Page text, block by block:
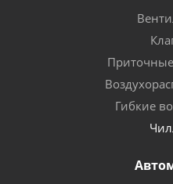
Гибкие